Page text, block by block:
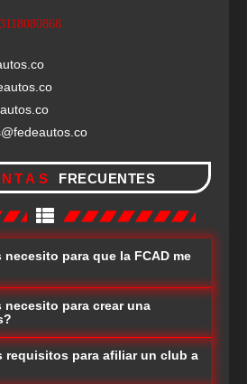
FRECUENTES
para que la FCAD me
necesito para crear una
requisitos para afiliar un club a